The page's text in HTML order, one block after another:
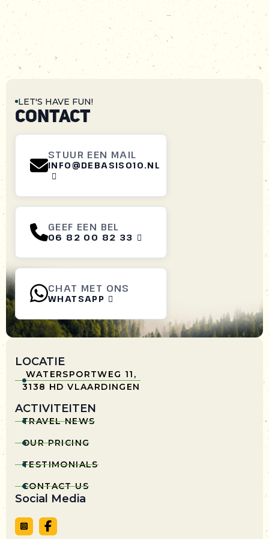
LET'S HAVE FUN!
CONTACT
STUUR EEN MAIL
INFO@DEBASIS010.NL

GEEF EEN BEL
06 82 00 82 33 
CHAT MET ONS
WHATSAPP 
LOCATIE

WATERSPORTWEG 11,
3138 HD VLAARDINGEN
ACTIVITEITEN

TRAVEL NEWS

OUR PRICING

TESTIMONIALS

CONTACT US
Social Media